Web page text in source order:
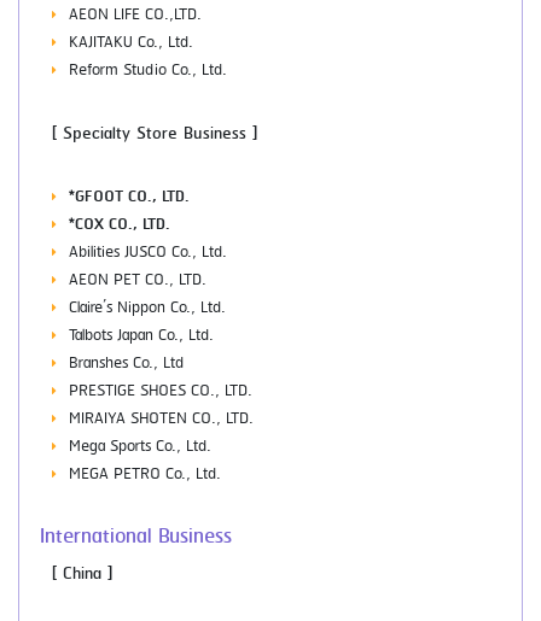
AEON LIFE CO.,LTD.
KAJITAKU Co., Ltd.
Reform Studio Co., Ltd.
[ Specialty Store Business ]
*GFOOT CO., LTD.
*COX CO., LTD.
Abilities JUSCO Co., Ltd.
AEON PET CO., LTD.
Claire’s Nippon Co., Ltd.
Talbots Japan Co., Ltd.
Branshes Co., Ltd
PRESTIGE SHOES CO., LTD.
MIRAIYA SHOTEN CO., LTD.
Mega Sports Co., Ltd.
MEGA PETRO Co., Ltd.
International Business
[ China ]